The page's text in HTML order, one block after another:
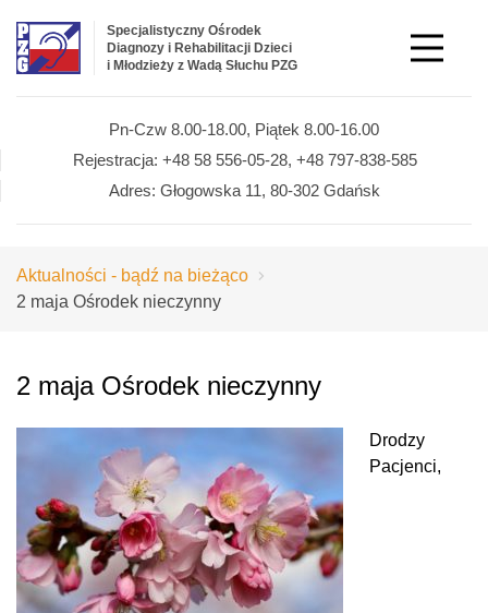
Specjalistyczny Ośrodek
Diagnozy i Rehabilitacji Dzieci
i Młodzieży z Wadą Słuchu PZG
Pn-Czw 8.00-18.00, Piątek 8.00-16.00
Rejestracja: +48 58 556-05-28, +48 797-838-585
Adres: Głogowska 11, 80-302 Gdańsk
Aktualności - bądź na bieżąco
2 maja Ośrodek nieczynny
2 maja Ośrodek nieczynny
Drodzy
Pacjenci,